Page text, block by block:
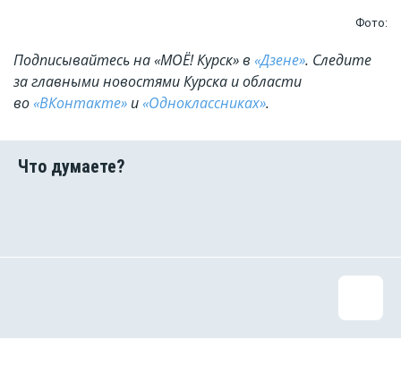
Фото:
Подписывайтесь на «МОЁ! Курск» в «Дзене». Cледите
за главными новостями Курска и области
во«ВКонтакте» и«Одноклассниках».